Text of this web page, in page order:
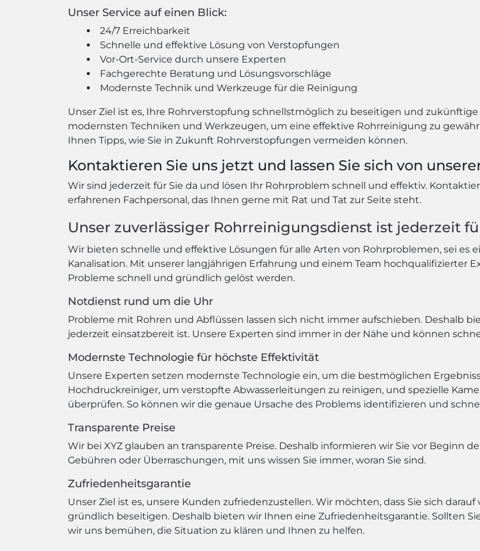
Unser Service auf einen Blick:
24/7 Erreichbarkeit
Schnelle und effektive Lösung von Verstopfungen
Vor-Ort-Service durch unsere Experten
Fachgerechte Beratung und Lösungsvorschläge
Modernste Technik und Werkzeuge für die Reinigung
Unser Ziel ist es, Ihre Rohrverstopfung schnellstmöglich zu beseitigen und
modernsten Techniken und Werkzeugen, um eine effektive Rohrreinigung zu
Ihnen Tipps, wie Sie in Zukunft Rohrverstopfungen vermeiden können.
Kontaktieren Sie uns jetzt und lassen Sie sich von
Wir sind jederzeit für Sie da und lösen Ihr Rohrproblem schnell und effektiv.
erfahrenen Fachpersonal, das Ihnen gerne mit Rat und Tat zur Seite steht.
Unser zuverlässiger Rohrreinigungsdienst ist jederzeit
Wir bieten schnelle und effektive Lösungen für alle Arten von Rohrproblemen, sei es
Kanalisation. Mit unserer langjährigen Erfahrung und einem Team hochqualifizierter
Probleme schnell und gründlich gelöst werden.
Notdienst rund um die Uhr
Probleme mit Rohren und Abflüssen lassen sich nicht immer aufschieben. Deshalb
jederzeit einsatzbereit ist. Unsere Experten sind immer in der Nähe und können
Modernste Technologie für höchste Effektivität
Unsere Experten setzen modernste Technologie ein, um die bestmöglichen
Hochdruckreiniger, um verstopfte Abwasserleitungen zu reinigen, und spezielle
überprüfen. So können wir die genaue Ursache des Problems identifizieren und
Transparente Preise
Wir bei XYZ glauben an transparente Preise. Deshalb informieren wir Sie vor Beginn
Gebühren oder Überraschungen, mit uns wissen Sie immer, woran Sie sind.
Zufriedenheitsgarantie
Unser Ziel ist es, unsere Kunden zufriedenzustellen. Wir möchten, dass Sie sich
gründlich beseitigen. Deshalb bieten wir Ihnen eine Zufriedenheitsgarantie. Sollten
wir uns bemühen, die Situation zu klären und Ihnen zu helfen.